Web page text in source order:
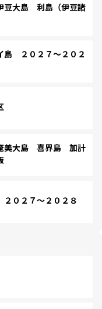
大島 利島（伊豆諸
２０２７～２０２
美大島 喜界島 加計
０２７～２０２８